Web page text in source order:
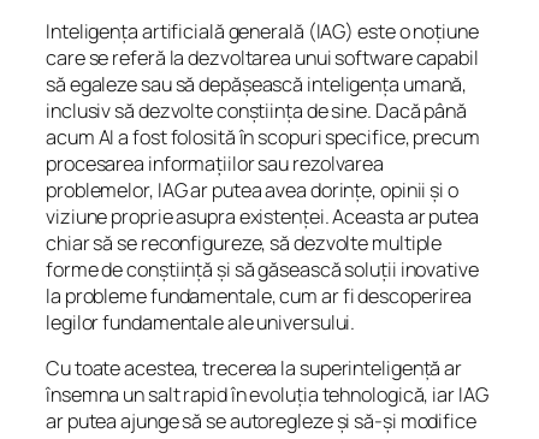
Inteligența artificială generală (IAG) este o noțiune
care se referă la dezvoltarea unui software capabil
să egaleze sau să depășească inteligența umană,
inclusiv să dezvolte conștiința de sine. Dacă până
acum AI a fost folosită în scopuri specifice, precum
procesarea informațiilor sau rezolvarea
problemelor, IAG ar putea avea dorințe, opinii și o
viziune proprie asupra existenței. Aceasta ar putea
chiar să se reconfigureze, să dezvolte multiple
forme de conștiință și să găsească soluții inovative
la probleme fundamentale, cum ar fi descoperirea
legilor fundamentale ale universului.
Cu toate acestea, trecerea la superinteligență ar
însemna un salt rapid în evoluția tehnologică, iar IAG
ar putea ajunge să se autoregleze și să-și modifice